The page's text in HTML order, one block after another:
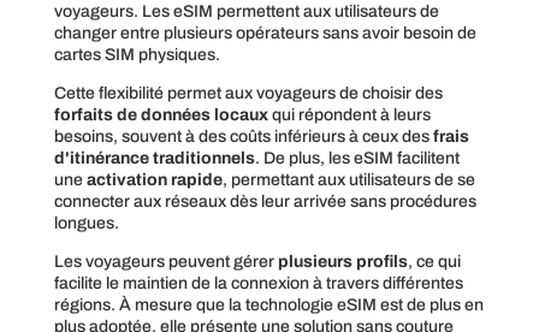
voyageurs. Les eSIM permettent aux utilisateurs de
changer entre plusieurs opérateurs sans avoir besoin de
cartes SIM physiques.
Cette flexibilité permet aux voyageurs de choisir des
forfaits de données locauxqui répondent à leurs
besoins, souvent à des coûts inférieurs à ceux des frais
d'itinérance traditionnels. De plus, les eSIM facilitent
une activation rapide, permettant aux utilisateurs de se
connecter aux réseaux dès leur arrivée sans procédures
longues.
Les voyageurs peuvent gérer plusieurs profils, ce qui
facilite le maintien de la connexion à travers différentes
régions. À mesure que la technologie eSIM est de plus en
plus adoptée, elle présente une solution sans couture